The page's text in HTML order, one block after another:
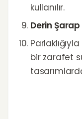
kullanılır.
Derin
bir zarafet